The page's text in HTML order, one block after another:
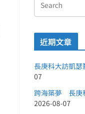
近期文章
長庚科大訪凱
07
跨海築夢 長庚
2026-08-07